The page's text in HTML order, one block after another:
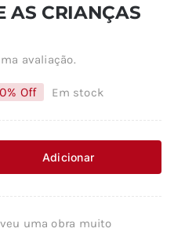
AS CRIANÇAS
avaliação.
Off Em stock
Adicionar
uma obra muito